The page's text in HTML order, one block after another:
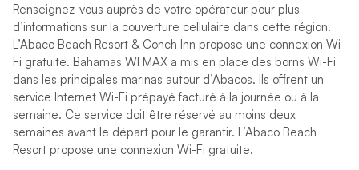
Renseignez-vous auprès de votre opérateur pour plus
d’informations sur la couverture cellulaire dans cette région.
L’Abaco Beach Resort & Conch Inn propose une connexion Wi-
Fi gratuite. Bahamas WI MAX a mis en place des borns Wi-Fi
dans les principales marinas autour d’Abacos. Ils offrent un
service Internet Wi-Fi prépayé facturé à la journée ou à la
semaine. Ce service doit être réservé au moins deux
semaines avant le départ pour le garantir. L’Abaco Beach
Resort propose une connexion Wi-Fi gratuite.